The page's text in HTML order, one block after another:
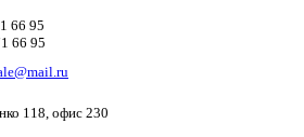
66 95
66 95
118, офис 230